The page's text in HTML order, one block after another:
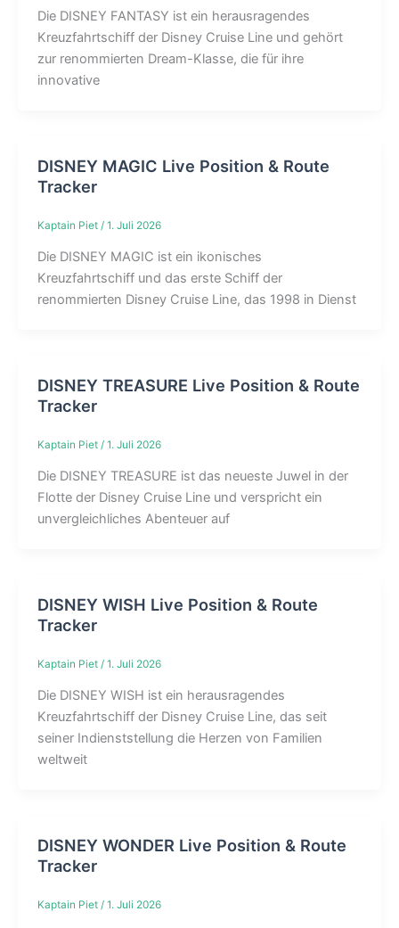
Die DISNEY FANTASY ist ein herausragendes
Kreuzfahrtschiff der Disney Cruise Line und gehört
zur renommierten Dream-Klasse, die für ihre
innovative
DISNEY MAGIC Live Position & Route
Tracker
Kaptain Piet / 1. Juli 2026
Die DISNEY MAGIC ist ein ikonisches
Kreuzfahrtschiff und das erste Schiff der
renommierten Disney Cruise Line, das 1998 in Dienst
DISNEY TREASURE Live Position & Route
Tracker
Kaptain Piet / 1. Juli 2026
Die DISNEY TREASURE ist das neueste Juwel in der
Flotte der Disney Cruise Line und verspricht ein
unvergleichliches Abenteuer auf
DISNEY WISH Live Position & Route
Tracker
Kaptain Piet / 1. Juli 2026
Die DISNEY WISH ist ein herausragendes
Kreuzfahrtschiff der Disney Cruise Line, das seit
seiner Indienststellung die Herzen von Familien
weltweit
DISNEY WONDER Live Position & Route
Tracker
Kaptain Piet / 1. Juli 2026